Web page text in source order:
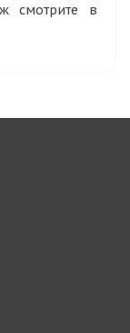
смотрите в